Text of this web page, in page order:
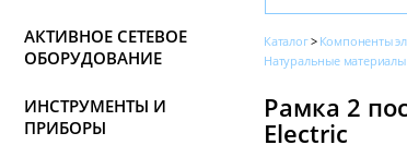
АКТИВНОЕ СЕТЕВОЕ
ОБОРУДОВАНИЕ
ИНСТРУМЕНТЫ И
ПРИБОРЫ
Каталог Компоненты
Натуральные материалы
Рамка 2
Electric